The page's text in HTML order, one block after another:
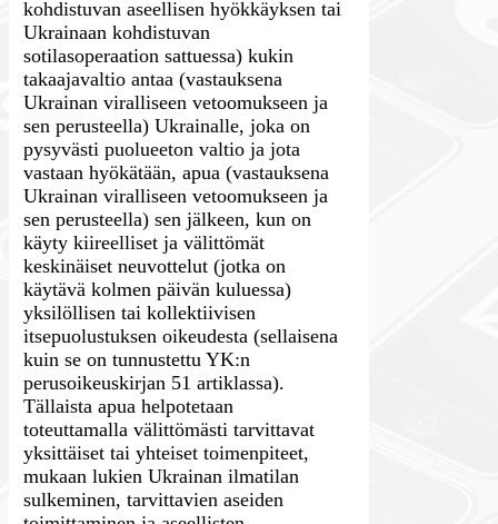
kohdistuvan aseellisen hyökkäyksen tai
Ukrainaan kohdistuvan
sotilasoperaation sattuessa) kukin
takaajavaltio antaa (vastauksena
Ukrainan viralliseen vetoomukseen ja
sen perusteella) Ukrainalle, joka on
pysyvästi puolueeton valtio ja jota
vastaan hyökätään, apua (vastauksena
Ukrainan viralliseen vetoomukseen ja
sen perusteella) sen jälkeen, kun on
käyty kiireelliset ja välittömät
keskinäiset neuvottelut (jotka on
käytävä kolmen päivän kuluessa)
yksilöllisen tai kollektiivisen
itsepuolustuksen oikeudesta (sellaisena
kuin se on tunnustettu YK:n
perusoikeuskirjan 51 artiklassa).
Tällaista apua helpotetaan
toteuttamalla välittömästi tarvittavat
yksittäiset tai yhteiset toimenpiteet,
mukaan lukien Ukrainan ilmatilan
sulkeminen, tarvittavien aseiden